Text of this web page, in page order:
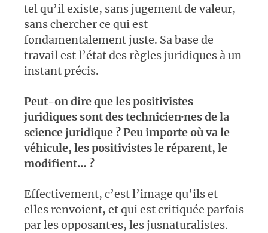
tel qu’il existe, sans jugement de valeur,
sans chercher ce qui est
fondamentalement juste. Sa base de
travail est l’état des règles juridiques à un
instant précis.
Peut-on dire que les positivistes
juridiques sont des technicien·nes de la
science juridique ? Peu importe où va le
véhicule, les positivistes le réparent, le
modifient… ?
Effectivement, c’est l’image qu’ils et
elles renvoient, et qui est critiquée parfois
par les opposant·es, les jusnaturalistes.